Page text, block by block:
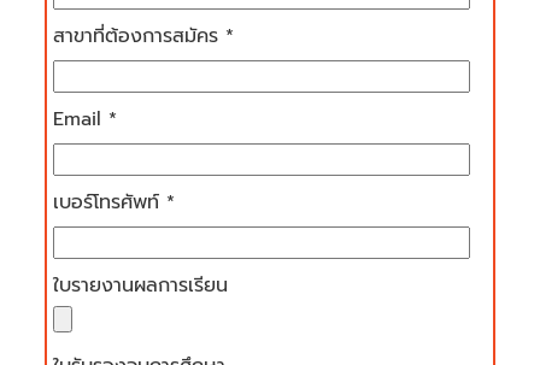
สาขาที่ต้องการสมัคร *
Email *
เบอร์โทรศัพท์ *
ใบรายงานผลการเรียน